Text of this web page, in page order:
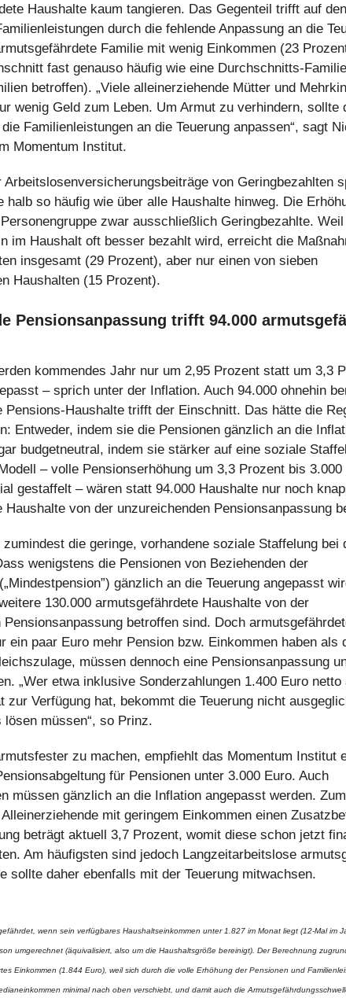
Haushalte kaum tangieren. Das Gegenteil trifft auf den
durch die fehlende Anpassung an die
Familie mit wenig Einkommen (23
fast genauso häufig wie eine Durchschnitts-
betroffen). „Viele alleinerziehende Mütter und
wenig Geld zum Leben. Um Armut zu verhindern, sollte
Familienleistungen an die Teuerung anpassen“, sagt
Momentum Institut.
Arbeitslosenversicherungsbeiträge von Geringbezahlten
halb so häufig wie über alle Haushalte hinweg. Die
zwar ausschließlich Geringbezahlte.
im Haushalt oft besser bezahlt wird, erreicht die
insgesamt (29 Prozent), aber nur einen von sieben
Haushalten (15 Prozent).
Pensionsanpassung trifft 94.000
kommendes Jahr nur um 2,95 Prozent statt um 3,3
– sprich unter der Inflation. Auch 94.000 ohnehin
Pensions-Haushalte trifft der Einschnitt. Das hätte die
Entweder, indem sie die Pensionen gänzlich an die
budgetneutral, indem sie stärker auf eine soziale
– volle Pensionserhöhung um 3,3 Prozent bis 3.000
gestaffelt – wären statt 94.000 Haushalte nur noch
Haushalte von der unzureichenden Pensionsanpassung
die geringe, vorhandene soziale Staffelung bei
wenigstens die Pensionen von Beziehenden der
gänzlich an die Teuerung angepasst
130.000 armutsgefährdete Haushalte von der
Pensionsanpassung betroffen sind. Doch
ein paar Euro mehr Pension bzw. Einkommen haben als
müssen dennoch eine Pensionsanpassung
„Wer etwa inklusive Sonderzahlungen 1.400 Euro netto
zur Verfügung hat, bekommt die Teuerung nicht
lösen müssen“, so Prinz.
zu machen, empfiehlt das Momentum Institut
für Pensionen unter 3.000 Euro. Auch
müssen gänzlich an die Inflation angepasst werden.
mit geringem Einkommen einen
beträgt aktuell 3,7 Prozent, womit diese schon jetzt
Am häufigsten sind jedoch Langzeitarbeitslose
sollte daher ebenfalls mit der Teuerung mitwachsen.
wenn sein verfügbares Haushaltseinkommen unter 1.827 im Monat liegt (12-Mal im
umgerechnet (äquivalisiert, also um die Haushaltsgröße bereinigt). Der Berechnung
Einkommen (1.844 Euro), weil sich durch die volle Erhöhung der Pensionen und
minimal nach oben verschiebt, und damit auch die